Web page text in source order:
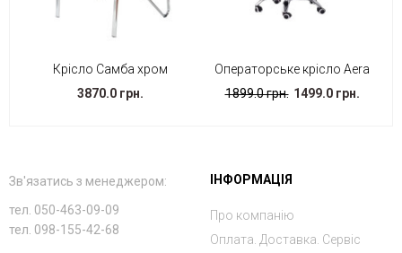
Крісло Самба хром
3870.0 грн.
Операторське крісло Aera
1899.0 грн. 1499.0 грн.
Зв'язатись з менеджером:
тел. 050-463-09-09
тел. 098-155-42-68
ІНФОРМАЦІЯ
Про компанію
Оплата. Доставка. Сервіс